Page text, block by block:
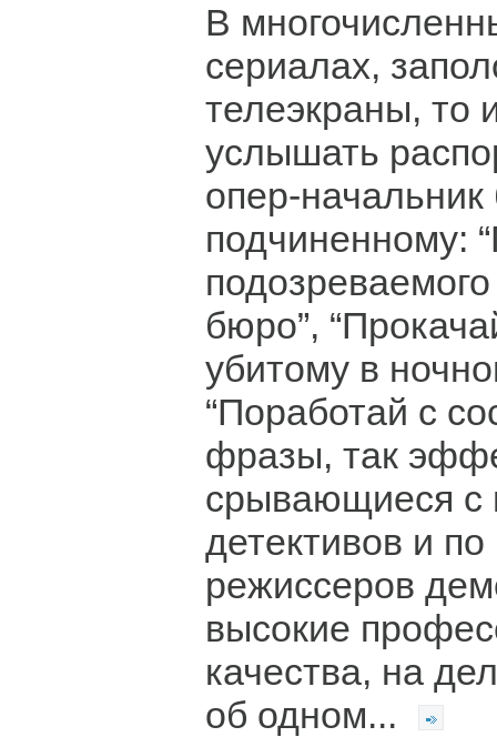
В
сериалах,
телеэкраны, то
услышать
опер-начальник
подчиненному:
бюро”,
убитому в
“Поработай с
фразы, так
срывающиеся с
детективов и
режиссеров
высокие
качества, на
об одном...